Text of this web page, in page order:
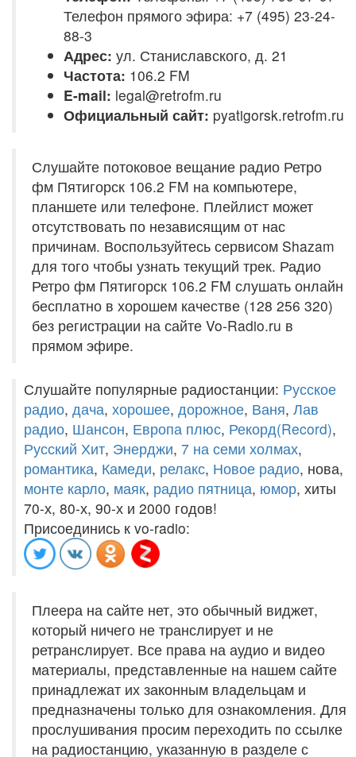
Телефон прямого эфира: +7 (495) 23-24-
88-3
Адрес: ул. Станиславского, д. 21
Частота: 106.2 FM
E-mail: legal@retrofm.ru
Официальный сайт: pyatigorsk.retrofm.ru
Слушайте потоковое вещание радио Ретро
фм Пятигорск 106.2 FM на компьютере,
планшете или телефоне. Плейлист может
отсутствовать по независящим от нас
причинам. Воспользуйтесь сервисом Shazam
для того чтобы узнать текущий трек. Радио
Ретро фм Пятигорск 106.2 FM слушать онлайн
бесплатно в хорошем качестве (128 256 320)
без регистрации на сайте Vo-Radio.ru в
прямом эфире.
Слушайте популярные радиостанции: Русское
радио, дача, хорошее, дорожное, Ваня, Лав
радио, Шансон, Европа плюс, Рекорд(Record),
Русский Хит, Энерджи, 7 на семи холмах,
романтика, Камеди, релакс, Новое радио, нова,
монте карло, маяк, радио пятница, юмор, хиты
70-х, 80-х, 90-х и 2000 годов!
Присоединись к vo-radio:
Плеера на сайте нет, это обычный виджет,
который ничего не транслирует и не
ретранслирует. Все права на аудио и видео
материалы, представленные на нашем сайте
принадлежат их законным владельцам и
предназначены только для ознакомления. Для
прослушивания просим переходить по ссылке
на радиостанцию, указанную в разделе с